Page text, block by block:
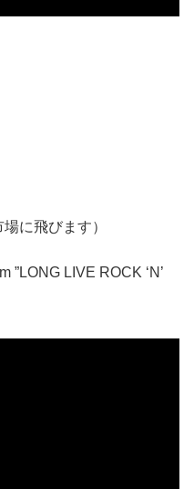
に飛びます）
”LONG LIVE ROCK ‘N’